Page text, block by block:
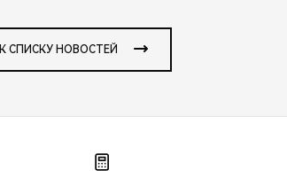
К СПИСКУ НОВОСТЕЙ